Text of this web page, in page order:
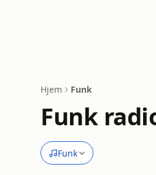
Hjem Funk
Funk
Funk